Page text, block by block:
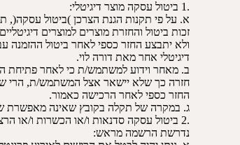
.1 ביטול עסקה מוצר דיגיטלי:
א. על פי תקנות הגנת הצרכן )ביטול עסקה(, תשע“א,2010- סעיף -6א‘ סעיף קטן
זכות ביטול והחזרת מוצרים למוצרים
ולא יתבצע החזר כספי לאחר ביטול ההזמנה
דיגיטלי אחר מאת דורה לוי.
ב. מאחר וידוע למשתמש/ת כי לאחר פתיחת
חזרה כך שלא יישאר אצל המשתמש/ת,
החזר כספי לאחר הרכישה כאמור.
ג. במקרה של תקלה בקובץ שאינה מאפשרת
.2 ביטול עסקה סדנאות ו/או הכשרות ו/או הרצאות פרונטליות ו/או כל אירוע פרונטלי אחר אשר
נדרשת הרשמה מראש: